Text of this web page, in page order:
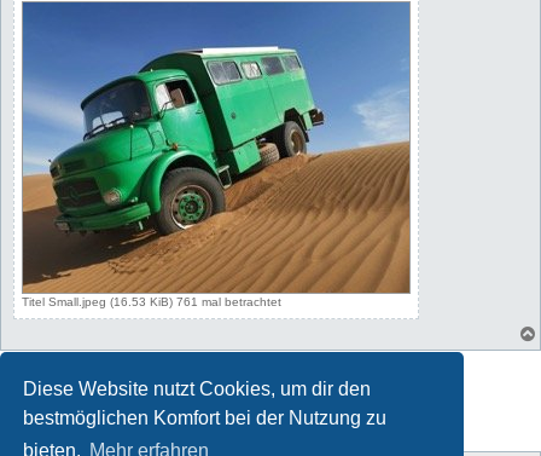
Diese Website nutzt Cookies, um dir den
bestmöglichen Komfort bei der Nutzung zu
bieten. Mehr erfahren
Titel Small.jpeg (16.53 KiB) 761 mal betrachtet
1 Beitrag • Seite 1von 1